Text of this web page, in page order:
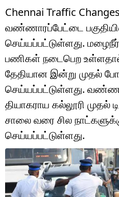
லைஃப்ஸ்டைல்
வணிகம்
டெக்னாலஜி
ஆன்மீகம்
வைரல்
ஹெஃல்த்
ஷார்ட் வீடியோஸ்
வலை கதைகள்
Chennai Traffic
வண்ணாரப்பேட்டை
செய்யப்பட்டுள்ளது.
பணிகள் நடைபெற
தேதியான இன்று முதல்
செய்யப்பட்டுள்ளது.
தியாகராய கல்லூரி முதல்
சாலை வரை சில
செய்யப்பட்டுள்ளது.